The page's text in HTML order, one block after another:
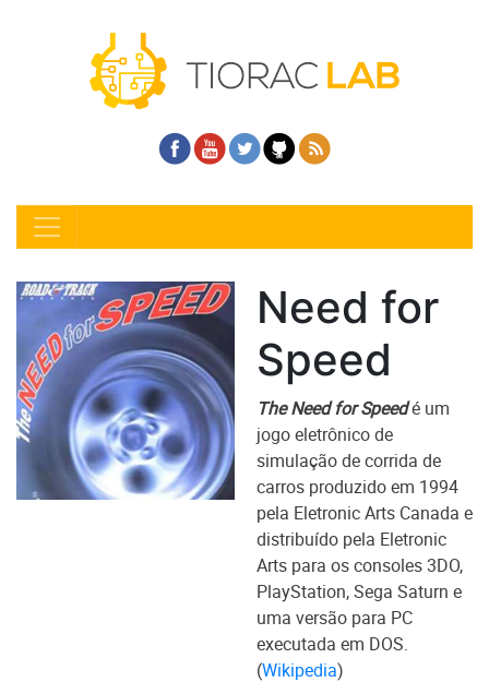
Need for
Speed
The Need for Speedé um
jogo eletrônico de
simulação de corrida de
carros produzido em 1994
pela Eletronic Arts Canada e
distribuído pela Eletronic
Arts para os consoles 3DO,
PlayStation, Sega Saturn e
uma versão para PC
executada em DOS.
(Wikipedia)